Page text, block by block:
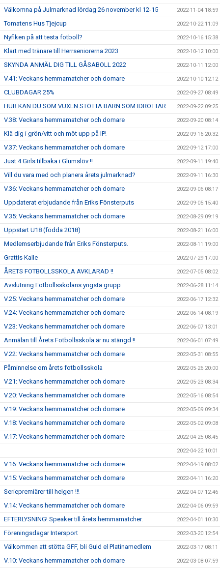
Välkomna på Julmarknad lördag 26 november kl 12-15 2022-11-04 18:59
Tomatens Hus Tjejcup 2022-10-22 11:09
Nyfiken på att testa fotboll? 2022-10-16 15:38
Klart med tränare till Herrseniorerna 2023 2022-10-12 10:00
SKYNDA ANMÄL DIG TILL GÅSABOLL 2022 2022-10-11 12:00
V.41: Veckans hemmamatcher och domare 2022-10-10 12:12
CLUBDAGAR 25% 2022-09-27 08:49
HUR KAN DU SOM VUXEN STÖTTA BARN SOM IDROTTAR 2022-09-22 09:25
V.38: Veckans hemmamatcher och domare 2022-09-20 08:14
Klä dig i grön/vitt och möt upp på IP! 2022-09-16 20:32
V.37: Veckans hemmamatcher och domare 2022-09-12 17:00
Just 4 Girls tillbaka i Glumslöv !! 2022-09-11 19:40
Vill du vara med och planera årets julmarknad? 2022-09-11 16:30
V.36: Veckans hemmamatcher och domare 2022-09-06 08:17
Uppdaterat erbjudande från Eriks Fönsterputs 2022-09-05 15:40
V.35: Veckans hemmamatcher och domare 2022-08-29 09:19
Uppstart U18 (födda 2018) 2022-08-21 16:00
Medlemserbjudande från Eriks Fönsterputs. 2022-08-11 19:00
Grattis Kalle 2022-07-29 17:00
ÅRETS FOTBOLLSSKOLA AVKLARAD !! 2022-07-05 08:02
Avslutning Fotbollsskolans yngsta grupp 2022-06-28 11:14
V.25: Veckans hemmamatcher och domare 2022-06-17 12:32
V.24: Veckans hemmamatcher och domare 2022-06-14 08:19
V.23: Veckans hemmamatcher och domare 2022-06-07 13:01
Anmälan till Årets Fotbollsskola är nu stängd !! 2022-06-01 07:49
V.22: Veckans hemmamatcher och domare 2022-05-31 08:55
Påminnelse om årets fotbollsskola 2022-05-26 20:00
V.21: Veckans hemmamatcher och domare 2022-05-23 08:34
V.20: Veckans hemmamatcher och domare 2022-05-16 08:54
V.19: Veckans hemmamatcher och domare 2022-05-09 09:34
V.18: Veckans hemmamatcher och domare 2022-05-02 09:08
V.17: Veckans hemmamatcher och domare 2022-04-25 08:45
2022-04-22 10:01
V.16: Veckans hemmamatcher och domare 2022-04-19 08:02
V.15: Veckans hemmamatcher och domare 2022-04-11 16:20
Seriepremiärer till helgen !!! 2022-04-07 12:46
V.14: Veckans hemmamatcher och domare 2022-04-06 09:59
EFTERLYSNING! Speaker till årets hemmamatcher. 2022-04-01 10:30
Föreningsdagar Intersport 2022-03-20 12:54
Välkommen att stötta GFF, bli Guld el Platinamedlem 2022-03-17 08:11
V.10: Veckans hemmamatcher och domare 2022-03-08 07:59